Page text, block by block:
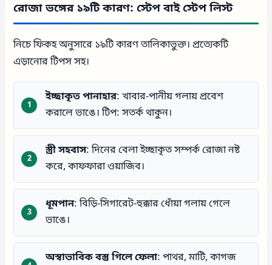
রোজা ভঙ্গের ১৯টি কারণ: স্টেপ বাই স্টেপ লিস্ট
নিচে ফিকহ অনুসারে ১৯টি কারণ তালিকাভুক্ত। প্রত্যেকটি
এড়ানোর টিপস সহ।
ইচ্ছাকৃত পানাহার: খাবার-পানীয় গলায় প্রবেশ
করালে ভাঙে। টিপ: সতর্ক থাকুন।
স্ত্রী সহবাস: দিনের বেলা ইচ্ছাকৃত সম্পর্ক রোজা নষ্ট
করে, কাফফারা ওয়াজিব।
ধূমপান: বিড়ি-সিগারেট-হুক্কার ধোঁয়া গলায় গেলে
ভাঙে।
অস্বাভাবিক বস্তু গিলে ফেলা: পাথর, মাটি, কাগজ